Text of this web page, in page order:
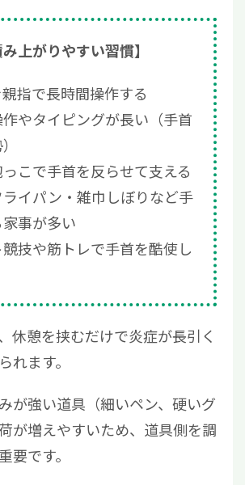
み上がりやすい習慣】
指で長時間操作する
やタイピングが長い（手首
こで手首を反らせて支える
イパン・雑巾しぼりなど手
事が多い
技や筋トレで手首を酷使し
休憩を挟むだけで炎症が長引く
れます。
が強い道具（細いペン、硬いグ
が増えやすいため、道具側を調
要です。